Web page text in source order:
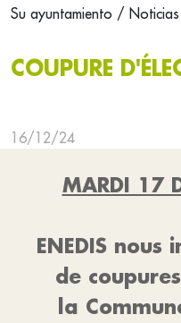
Su ayuntamiento / Noticias
COUPURE
16/12/24
MARDI 17
ENEDIS
de
la